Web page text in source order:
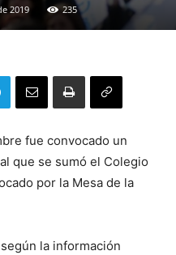
2019 235
fue convocado un
que se sumó el Colegio
por la Mesa de la
la información